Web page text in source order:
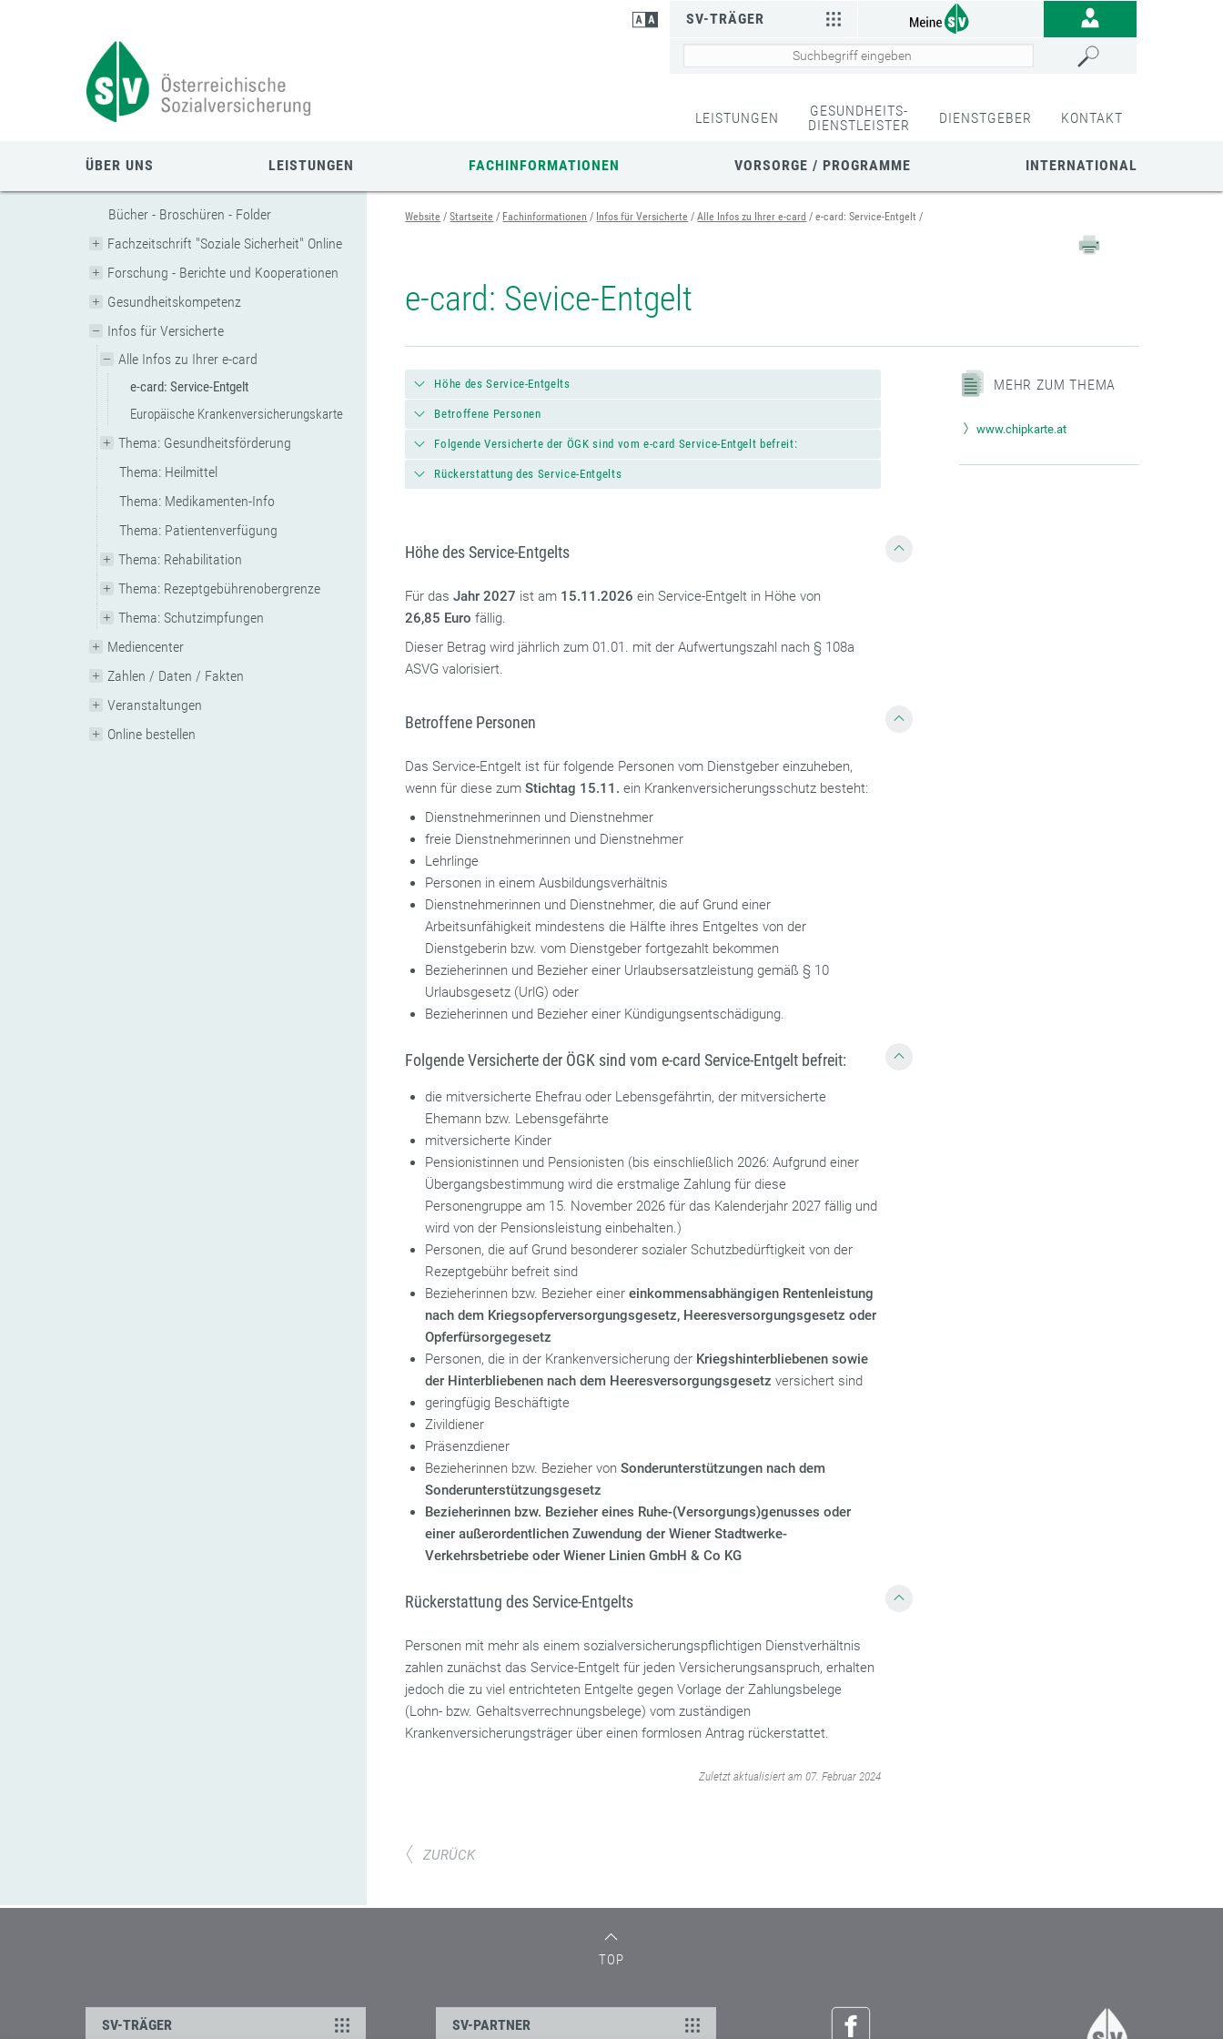
SV-TRÄGER
LEISTUNGEN
GESUNDHEITS-
DIENSTLEISTER
DIENSTGEBER KONTAKT
ÜBER UNS LEISTUNGEN FACHINFORMATIONEN VORSORGE / PROGRAMME INTERNATIONAL
Bücher - Broschüren - Folder
Fachzeitschrift "Soziale Sicherheit" Online
Forschung - Berichte und Kooperationen
Gesundheitskompetenz
Infos für Versicherte
Alle Infos zu Ihrer e-card
e-card: Service-Entgelt
Europäische Krankenversicherungskarte
Thema: Gesundheitsförderung
Thema: Heilmittel
Thema: Medikamenten-Info
Thema: Patientenverfügung
Thema: Rehabilitation
Thema: Rezeptgebührenobergrenze
Thema: Schutzimpfungen
Mediencenter
Zahlen / Daten / Fakten
Veranstaltungen
Online bestellen
Website Startseite Fachinformationen Infos für Versicherte Alle Infos zu Ihrer e-card e-card: Service-Entgelt
e-card: Sevice-Entgelt
Höhe des Service-Entgelts
Betroffene Personen
Folgende Versicherte der ÖGK sind vom e-card Service-Entgelt befreit:
Rückerstattung des Service-Entgelts
Höhe des Service-Entgelts
Für dasJahr 2027 ist am 15.11.2026 ein Service-Entgelt in Höhe von
26,85 Eurofällig.
Dieser Betrag wird jährlich zum 01.01. mit der Aufwertungszahl nach § 108a
ASVG valorisiert.
Betroffene Personen
Das Service-Entgelt ist für folgende Personen vom Dienstgeber einzuheben,
wenn für diese zumStichtag 15.11. ein Krankenversicherungsschutz besteht:
Dienstnehmerinnen und Dienstnehmer
freie Dienstnehmerinnen und Dienstnehmer
Lehrlinge
Personen in einem Ausbildungsverhältnis
Dienstnehmerinnen und Dienstnehmer, die auf Grund einer
Arbeitsunfähigkeit mindestens die Hälfte ihres Entgeltes von der
Dienstgeberin bzw. vom Dienstgeber fortgezahlt bekommen
Bezieherinnen und Bezieher einer Urlaubsersatzleistung gemäß § 10
Urlaubsgesetz (UrlG) oder
Bezieherinnen und Bezieher einer Kündigungsentschädigung.
Folgende Versicherte der ÖGK sind vom e-card Service-Entgelt befreit:
die mitversicherte Ehefrau oder Lebensgefährtin, der mitversicherte
Ehemann bzw. Lebensgefährte
mitversicherte Kinder
Pensionistinnen und Pensionisten (bis einschließlich 2026: Aufgrund einer
Übergangsbestimmung wird die erstmalige Zahlung für diese
Personengruppe am 15. November 2026 für das Kalenderjahr 2027 fällig und
wird von der Pensionsleistung einbehalten.)
Personen, die auf Grund besonderer sozialer Schutzbedürftigkeit von der
Rezeptgebühr befreit sind
Bezieherinnen bzw. Bezieher einereinkommensabhängigen Rentenleistung
nach dem Kriegsopferversorgungsgesetz, Heeresversorgungsgesetz oder
Opferfürsorgegesetz
Personen, die in der Krankenversicherung der Kriegshinterbliebenen sowie
der Hinterbliebenen nach dem Heeresversorgungsgesetz versichert sind
geringfügig Beschäftigte
Zivildiener
Präsenzdiener
Bezieherinnen bzw. Bezieher vonSonderunterstützungen nach dem
Sonderunterstützungsgesetz
Bezieherinnen bzw. Bezieher eines Ruhe-(Versorgungs)genusses oder
einer außerordentlichen Zuwendung der Wiener Stadtwerke-
Verkehrsbetriebe oder Wiener Linien GmbH & Co KG
Rückerstattung des Service-Entgelts
Personen mit mehr als einem sozialversicherungspflichtigen Dienstverhältnis
zahlen zunächst das Service-Entgelt für jeden Versicherungsanspruch, erhalten
jedoch die zu viel entrichteten Entgelte gegen Vorlage der Zahlungsbelege
(Lohn- bzw. Gehaltsverrechnungsbelege) vom zuständigen
Krankenversicherungsträger über einen formlosen Antrag rückerstattet.
‌Zuletzt aktualisiert am 07. Februar 2024
MEHR ZUM THEMA
www.chipkarte.at
ZURÜCK
TOP
SV-TRÄGER SV-PARTNER